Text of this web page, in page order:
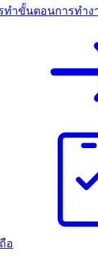
ทำขั้นตอนการทำง
อ